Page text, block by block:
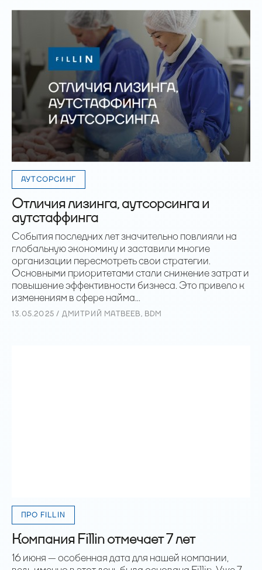
АУТСОРСИНГ
Отличия лизинга, аутсорсинга и
аутстаффинга
События последних лет значительно повлияли на
глобальную экономику и заставили многие
организации пересмотреть свои стратегии.
Основными приоритетами стали снижение затрат и
повышение эффективности бизнеса. Это привело к
изменениям в сфере найма...
13.05.2025 / ДМИТРИЙ МАТВЕЕВ, BDM
ПРО FILLIN
Компания Fillin отмечает 7 лет
16 июня — особенная дата для нашей компании,